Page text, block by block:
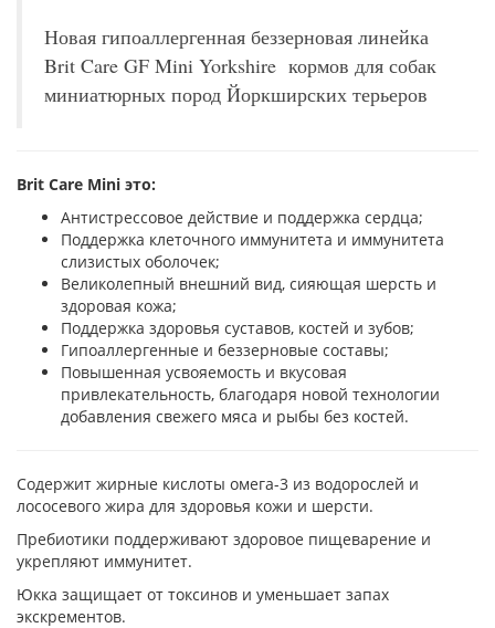
Новая гипоаллергенная беззерновая линейка
Brit Care GF Mini Yorkshire кормов для собак
миниатюрных пород Йоркширских терьеров
Brit Care Mini это:
Антистрессовое действие и поддержка сердца;
Поддержка клеточного иммунитета и иммунитета
слизистых оболочек;
Великолепный внешний вид, сияющая шерсть и
здоровая кожа;
Поддержка здоровья суставов, костей и зубов;
Гипоаллергенные и беззерновые составы;
Повышенная усвояемость и вкусовая
привлекательность, благодаря новой технологии
добавления свежего мяса и рыбы без костей.
Содержит жирные кислоты омега-3 из водорослей и
лососевого жира для здоровья кожи и шерсти.
Пребиотики поддерживают здоровое пищеварение и
укрепляют иммунитет.
Юкка защищает от токсинов и уменьшает запах
экскрементов.